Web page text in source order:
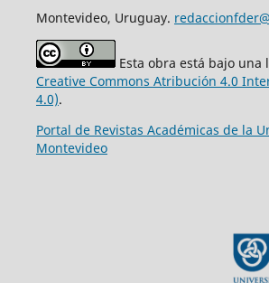
Montevideo, Uruguay.
Esta obra está bajo una
Creative Commons Atribución 4.0
4.0).
Portal de Revistas Académicas de la
Montevideo